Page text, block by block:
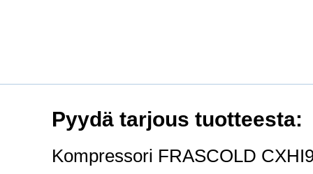
Pyydä tarjous tuotteesta: